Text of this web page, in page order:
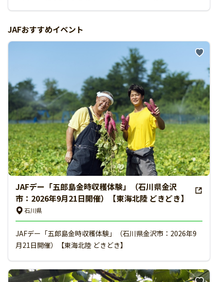
JAFおすすめイベント
JAFデー「五郎島金時収穫体験」（石川県金沢
市：2026年9月21日開催）【東海北陸 どきどき】
石川県
JAFデー「五郎島金時収穫体験」（石川県金沢市：2026年9
月21日開催）【東海北陸 どきどき】